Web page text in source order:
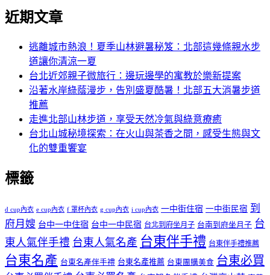
近期文章
逃離城市熱浪！夏季山林避暑秘笈：北部這幾條親水步
道讓你清涼一夏
台北近郊親子微旅行：邊玩邊學的寓教於樂新提案
沿著水岸綠蔭漫步，告別盛夏酷暑！北部五大消暑步道
推薦
走進北部山林步道，享受天然冷氣與綠意療癒
台北山城秘境探索：在火山與茶香之間，感受生態與文
化的雙重饗宴
標籤
d cup內衣 e cup內衣 f 罩杯內衣 g cup內衣 i cup內衣 一中街住宿 一中街民宿 到
府月嫂 台中一中住宿 台中一中民宿 台北到府坐月子 台南到府坐月子 台
東人氣伴手禮 台東人氣名產 台東伴手禮 台東伴手禮推薦
台東名產 台東名產伴手禮 台東名產推薦 台東團購美食 台東必買